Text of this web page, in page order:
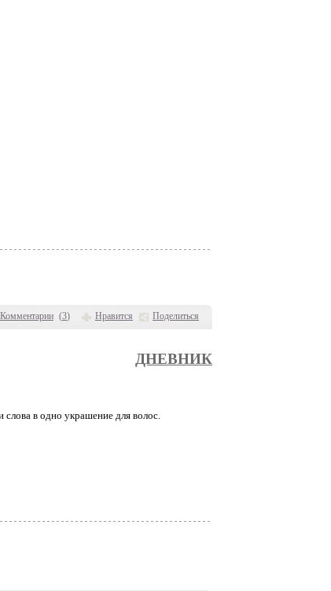
Комментарии (3) Нравится Поделиться
ДНЕВНИК
в одно украшение для волос.